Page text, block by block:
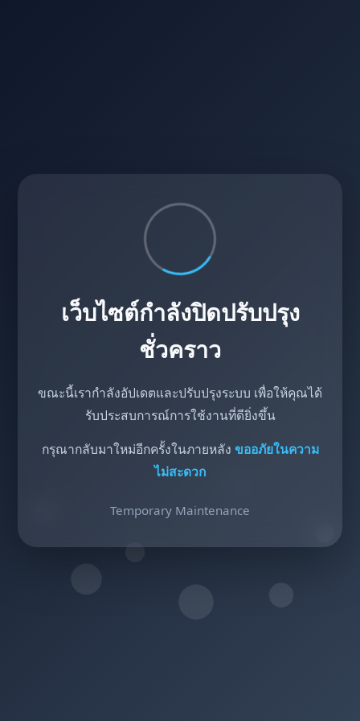
เว็บไซต์กำลังปิดปรับปรุง
ชั่วคราว
ขณะนี้เรากำลังอัปเดตและปรับปรุงระบบ เพื่อให้คุณได้
รับประสบการณ์การใช้งานที่ดียิ่งขึ้น
กรุณากลับมาใหม่อีกครั้งในภายหลัง ขออภัยในความ
ไม่สะดวก
Temporary Maintenance